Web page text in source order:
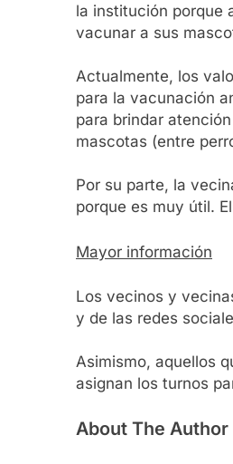
la institución porque
vacunar a sus
Actualmente, los
para la vacunación
para brindar
mascotas (entre
Por su parte, la
porque es muy útil.
Mayor información
Los vecinos y
y de las redes
Asimismo, aquellos
asignan los turnos
About The Author